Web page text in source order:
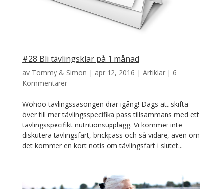
#28 Bli tävlingsklar på 1 månad
av Tommy & Simon | apr 12, 2016 | Artiklar| 6
Kommentarer
Wohoo tävlingssäsongen drar igång! Dags att skifta
över till mer tävlingsspecifika pass tillsammans med ett
tävlingsspecifikt nutritionsupplägg. Vi kommer inte
diskutera tävlingsfart, brickpass och så vidare, även om
det kommer en kort notis om tävlingsfart i slutet...